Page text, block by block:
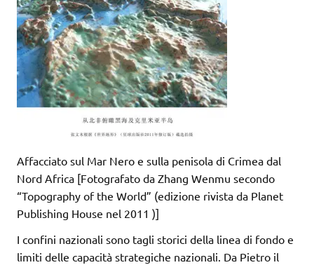
Affacciato sul Mar Nero e sulla penisola di Crimea dal
Nord Africa [Fotografato da Zhang Wenmu secondo
“Topography of the World” (edizione rivista da Planet
Publishing House nel 2011 )]
I confini nazionali sono tagli storici della linea di fondo e
limiti delle capacità strategiche nazionali. Da Pietro il